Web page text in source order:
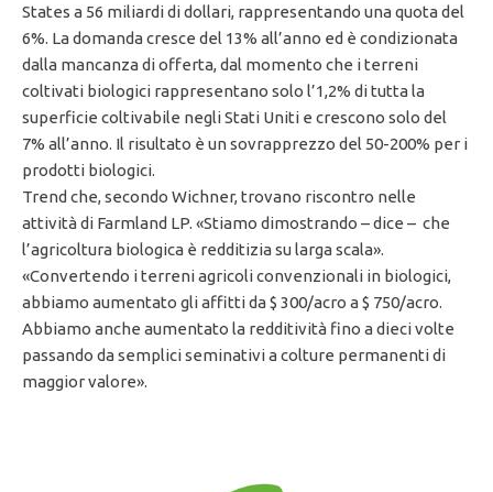
States a 56 miliardi di dollari, rappresentando una quota del
6%. La domanda cresce del 13% all’anno ed è condizionata
dalla mancanza di offerta, dal momento che i terreni
coltivati ​​biologici rappresentano solo l’1,2% di tutta la
superficie coltivabile negli Stati Uniti e crescono solo del
7% all’anno. Il risultato è un sovrapprezzo del 50-200% per i
prodotti biologici.
Trend che, secondo Wichner, trovano riscontro nelle
attività di Farmland LP. «Stiamo dimostrando – dice – che
l’agricoltura biologica è redditizia su larga scala».
«Convertendo i terreni agricoli convenzionali in biologici,
abbiamo aumentato gli affitti da $ 300/acro a $ 750/acro.
Abbiamo anche aumentato la redditività fino a dieci volte
passando da semplici seminativi a colture permanenti di
maggior valore».